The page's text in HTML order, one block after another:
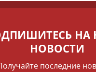
НОВОСТИ
последние